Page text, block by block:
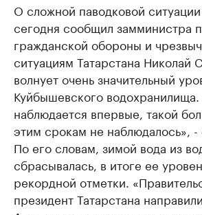
О сложной паводковой
сегодня сообщил замминистра
гражданской обороны и
ситуациям Татарстана Николай
волнует очень значительный
Куйбышевского водохранилища.
наблюдается впервые, такой
этим срокам не наблюдалось», -
По его словам, зимой вода из
сбрасывалась, в итоге ее
рекордной отметки.
президент Татарстана